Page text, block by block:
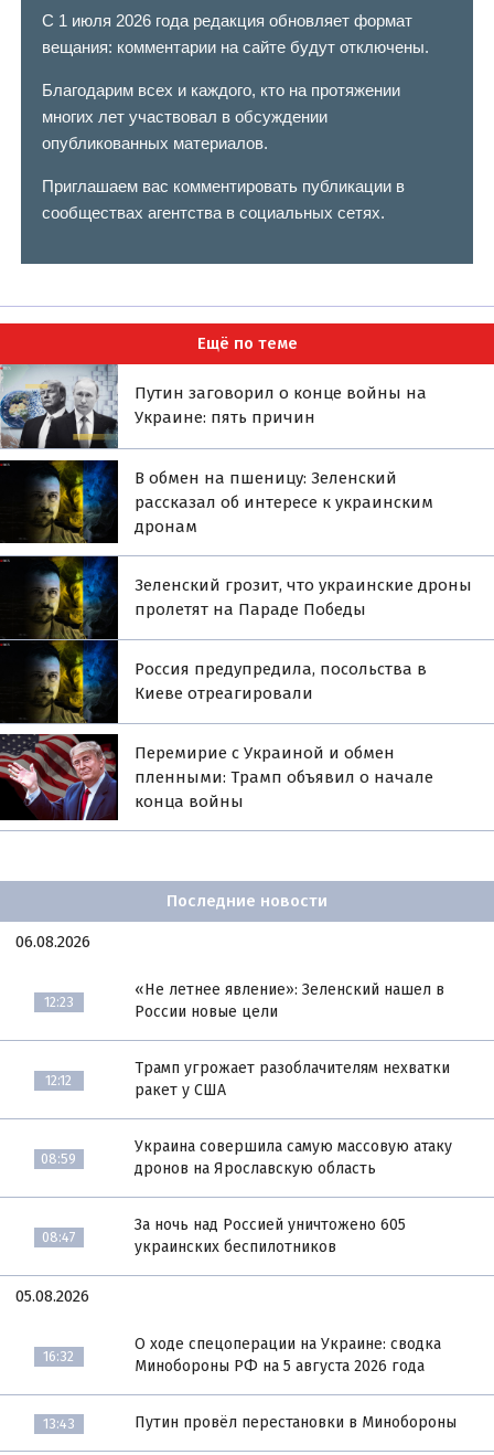
С 1 июля 2026 года редакция обновляет формат
вещания: комментарии на сайте будут отключены.
Благодарим всех и каждого, кто на протяжении
многих лет участвовал в обсуждении
опубликованных материалов.
Приглашаем вас комментировать публикации в
сообществах агентства в социальных сетях.
Ещё по теме
Путин заговорил о конце войны на
Украине: пять причин
В обмен на пшеницу: Зеленский
рассказал об интересе к украинским
дронам
Зеленский грозит, что украинские дроны
пролетят на Параде Победы
Россия предупредила, посольства в
Киеве отреагировали
Перемирие с Украиной и обмен
пленными: Трамп объявил о начале
конца войны
Последние новости
06.08.2026
12:23
«Не летнее явление»: Зеленский нашел в
России новые цели
12:12
Трамп угрожает разоблачителям нехватки
ракет у США
08:59
Украина совершила самую массовую атаку
дронов на Ярославскую область
08:47
За ночь над Россией уничтожено 605
украинских беспилотников
05.08.2026
16:32
О ходе спецоперации на Украине: сводка
Минобороны РФ на 5 августа 2026 года
13:43 Путин провёл перестановки в Минобороны